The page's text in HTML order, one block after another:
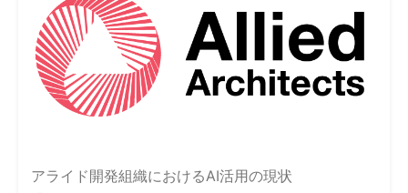
アライド開発組織におけるAI活用の現状